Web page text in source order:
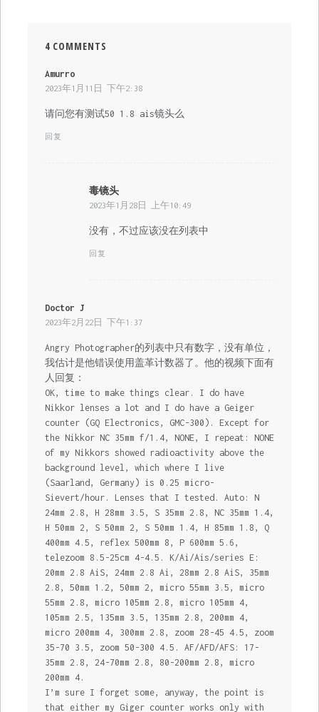
4 COMMENTS
Amurro说
道：
2023年1月11日 下午2:38
请问您有测试50 1.8 ais镜头么
回复
毒镜头说
道：
2023年1月28日 上午10:49
没有，不过应该没在列表中
回复
Doctor J
道：
2023年2月22日 下午1:37
Angry Photographer的列表中只有数字，没有单位，
我估计是他错误使用盖革计数器了。他的视频下面有
人回复：
OK, time to make things clear. I do have
Nikkor lenses a lot and I do have a Geiger
counter (GQ Electronics, GMC-300). Except for
the Nikkor NC 35mm f/1.4, NONE, I repeat: NONE
of my Nikkors showed radioactivity above the
background level, which where I live
(Saarland, Germany) is 0.25 micro-
Sievert/hour. Lenses that I tested. Auto: N
24mm 2.8, H 28mm 3.5, S 35mm 2.8, NC 35mm 1.4,
H 50mm 2, S 50mm 2, S 50mm 1.4, H 85mm 1.8, Q
400mm 4.5, reflex 500mm 8, P 600mm 5.6,
telezoom 8.5-25cm 4-4.5. K/Ai/Ais/series E:
20mm 2.8 AiS, 24mm 2.8 Ai, 28mm 2.8 AiS, 35mm
2.8, 50mm 1.2, 50mm 2, micro 55mm 3.5, micro
55mm 2.8, micro 105mm 2.8, micro 105mm 4,
105mm 2.5, 135mm 3.5, 135mm 2.8, 200mm 4,
micro 200mm 4, 300mm 2.8, zoom 28-45 4.5, zoom
35-70 3.5, zoom 50-300 4.5. AF/AFD/AFS: 17-
35mm 2.8, 24-70mm 2.8, 80-200mm 2.8, micro
200mm 4.
I’m sure I forget some, anyway, the point is
that either my Giger counter works only with